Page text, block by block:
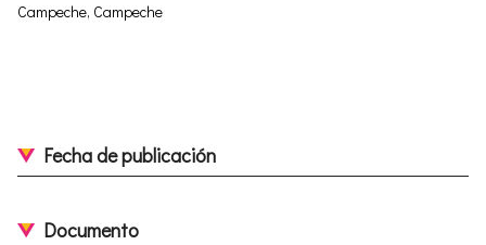
Campeche, Campeche
Fecha de publicación
Documento